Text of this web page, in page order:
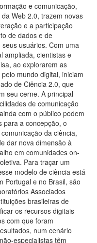
e comunicação,
Web 2.0, trazem novas
e a participação
de dados e de
usuários. Com uma
ampliada, cientistas e
ao explorarem as
mundo digital, iniciam
de Ciência 2.0, que
seu cerne. A principal
de comunicação
com o público podem
para a concepção, o
da ciência,
dar nova dimensão à
em comunidades on-
Para traçar um
modelo de ciência está
Portugal e no Brasil, são
Associados
brasileiras de
os recursos digitais
com que foram
num cenário
especialistas têm